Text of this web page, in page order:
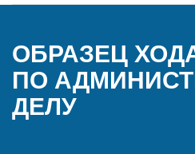
ОБРАЗЕЦ
ПО
ДЕЛУ